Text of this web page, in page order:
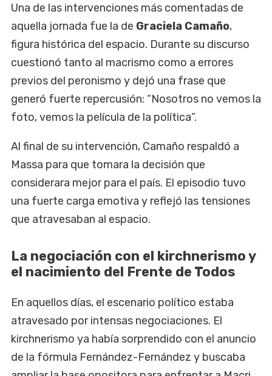
Una de las intervenciones más comentadas de
aquella jornada fue la de Graciela Camaño,
figura histórica del espacio. Durante su discurso
cuestionó tanto al macrismo como a errores
previos del peronismo y dejó una frase que
generó fuerte repercusión: “Nosotros no vemos la
foto, vemos la película de la política”.
Al final de su intervención, Camaño respaldó a
Massa para que tomara la decisión que
considerara mejor para el país. El episodio tuvo
una fuerte carga emotiva y reflejó las tensiones
que atravesaban al espacio.
La negociación con el kirchnerismo y
el nacimiento del Frente de Todos
En aquellos días, el escenario político estaba
atravesado por intensas negociaciones. El
kirchnerismo ya había sorprendido con el anuncio
de la fórmula Fernández-Fernández y buscaba